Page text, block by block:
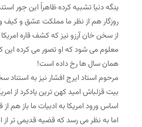
ینگه دنیا تشبیه کرده ظاهراً این جور
روزگار هم از نظر ما مملکت عشق و
از سخن خان آرزو نیز که کشف قاره
معلوم می شود که او تصور می کرده این
همان سال ها رخ داده است!
مرحوم استاد ایرج افشار نیز به استناد
بیت قزلباش امید کهن ترین یادکرد از
اساس ورود امریکا به ادبیات ما باز هم
اما به نظر می رسد که قضیه قدیمی تر از